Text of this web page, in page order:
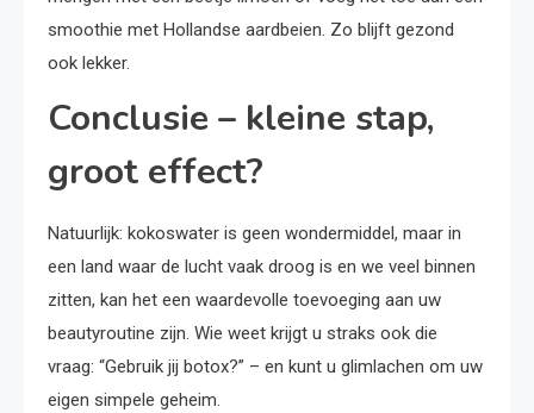
smoothie met Hollandse aardbeien. Zo blijft gezond
ook lekker.
Conclusie – kleine stap,
groot effect?
Natuurlijk: kokoswater is geen wondermiddel, maar in
een land waar de lucht vaak droog is en we veel binnen
zitten, kan het een waardevolle toevoeging aan uw
beautyroutine zijn. Wie weet krijgt u straks ook die
vraag: “Gebruik jij botox?” – en kunt u glimlachen om uw
eigen simpele geheim.